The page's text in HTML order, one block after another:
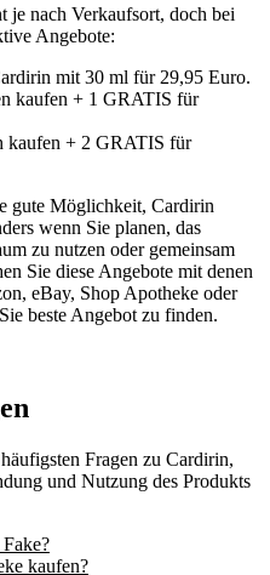
nach Verkaufsort, doch bei
Angebote:
mit 30 ml für 29,95 Euro.
kaufen + 1 GRATIS für
kaufen + 2 GRATIS für
gute Möglichkeit, Cardirin
wenn Sie planen, das
zu nutzen oder gemeinsam
Sie diese Angebote mit denen
eBay, Shop Apotheke oder
beste Angebot zu finden.
Fragen zu Cardirin,
und Nutzung des Produkts
kaufen?